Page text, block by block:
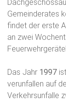
Gemeinderates
findet der erste
an zwei
Das Jahr 1997
verunfallen auf
Verkehrsunfalle